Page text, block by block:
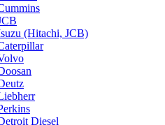
(Hitachi, JCB)
Diesel